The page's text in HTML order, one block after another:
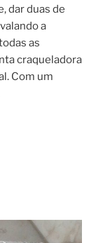
dar duas de
a
as
craqueladora
Com um